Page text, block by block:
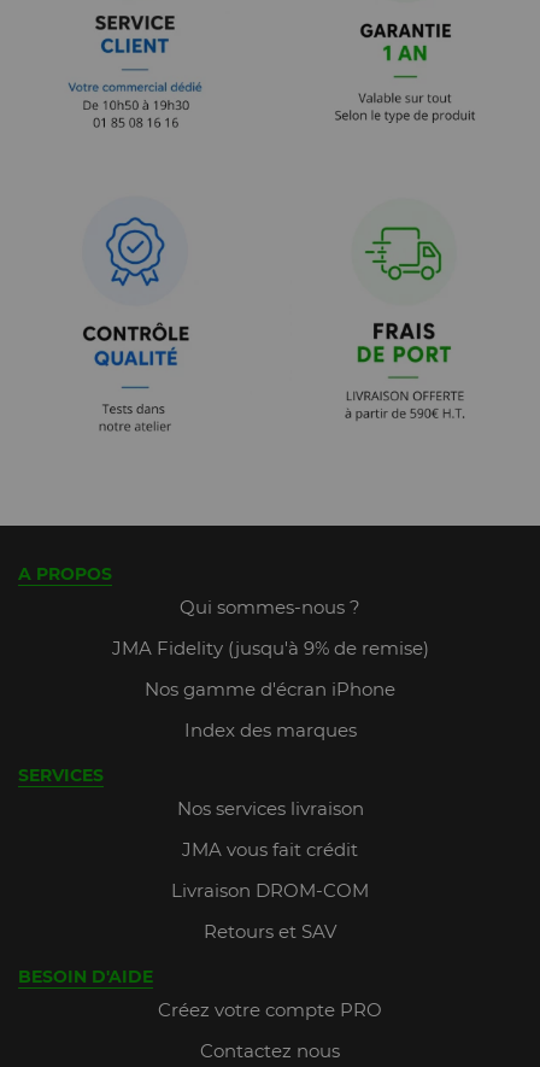
A PROPOS
Qui sommes-nous ?
JMA Fidelity (jusqu'à 9% de remise)
Nos gamme d'écran iPhone
Index des marques
SERVICES
Nos services livraison
JMA vous fait crédit
Livraison DROM-COM
Retours et SAV
BESOIN D'AIDE
Créez votre compte PRO
Contactez nous